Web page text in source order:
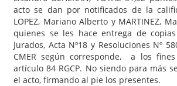
acto se dan por notificados de la
LOPEZ, Mariano Alberto y MARTINEZ,
quienes se les hace entrega de
Jurados, Acta Nº18 y Resoluciones Nº
CMER según corresponde, a los
artículo 84 RGCP. No siendo para más
el acto, firmando al pie los presentes.